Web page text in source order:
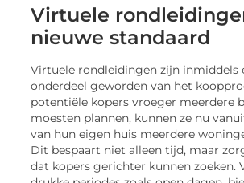
Virtuele
nieuwe standaard
Virtuele rondleidingen zijn inmiddels
onderdeel geworden van het
potentiële kopers vroeger meerdere
moesten plannen, kunnen ze nu
van hun eigen huis meerdere
Dit bespaart niet alleen tijd, maar
dat kopers gerichter kunnen zoeken.